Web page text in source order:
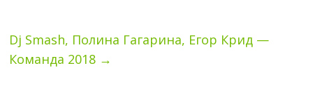
Dj Smash, Полина Гагарина, Егор Крид —
Команда 2018 →